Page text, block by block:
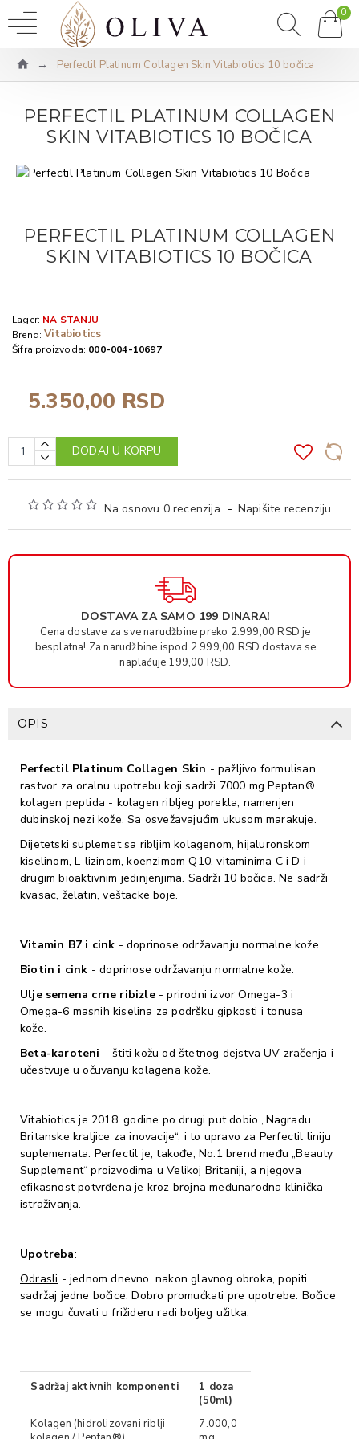
0
Perfectil Platinum Collagen Skin Vitabiotics 10 bočica
PERFECTIL PLATINUM COLLAGEN
SKIN VITABIOTICS 10 BOČICA
PERFECTIL PLATINUM COLLAGEN
SKIN VITABIOTICS 10 BOČICA
Na osnovu 0 recenzija. - Napišite recenziju
5.350,00 RSD
Lager: NA STANJU
Brend: Vitabiotics
Šifra proizvoda: 000-004-10697
DODAJ U KORPU
DOSTAVA ZA SAMO 199 DINARA!
Cena dostave za sve narudžbine preko 2.999,00 RSD je
besplatna! Za narudžbine ispod 2.999,00 RSD dostava se
naplaćuje 199,00 RSD.
OPIS
Perfectil Platinum Collagen Skin - pažljivo formulisan
rastvor za oralnu upotrebu koji sadrži 7000 mg Peptan®
kolagen peptida - kolagen ribljeg porekla, namenjen
dubinskoj nezi kože. Sa osvežavajućim ukusom marakuje.
Dijetetski suplemet sa ribljim kolagenom, hijaluronskom
kiselinom, L-lizinom, koenzimom Q10, vitaminima C i D i
drugim bioaktivnim jedinjenjima. Sadrži 10 bočica. Ne sadrži
kvasac, želatin, veštacke boje.
Vitamin B7 i cink - doprinose održavanju normalne kože.
Biotin i cink - doprinose održavanju normalne kože.
Ulje semena crne ribizle- prirodni izvor Omega-3 i
Omega-6 masnih kiselina za podršku gipkosti i tonusa
kože.
Beta-karoteni – štiti kožu od štetnog dejstva UV zračenja i
učestvuje u očuvanju kolagena kože.
Vitabiotics je 2018. godine po drugi put dobio „Nagradu
Britanske kraljice za inovacije“, i to upravo za Perfectil liniju
suplemenata. Perfectil je, takođe, No.1 brend među „Beauty
Supplement“ proizvodima u Velikoj Britaniji, a njegova
efikasnost potvrđena je kroz brojna međunarodna klinička
istraživanja.
Upotreba:
Odrasli - jednom dnevno, nakon glavnog obroka, popiti
sadržaj jedne bočice. Dobro promućkati pre upotrebe. Bočice
se mogu čuvati u frižideru radi boljeg užitka.
Sadržaj aktivnih komponenti
1 doza
(50ml)
Kolagen (hidrolizovani riblji
7.000,0